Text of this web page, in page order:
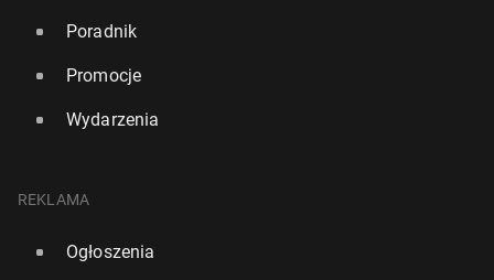
Poradnik
Promocje
Wydarzenia
REKLAMA
Ogłoszenia